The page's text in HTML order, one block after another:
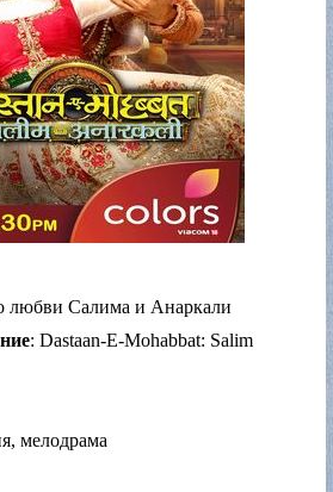
любви Салима и Анаркали
: Dastaan-E-Mohabbat: Salim
мелодрама